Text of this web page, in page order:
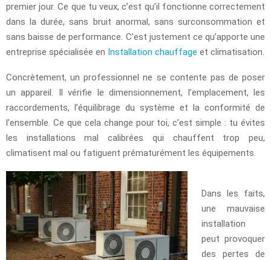
premier jour. Ce que tu veux, c’est qu’il fonctionne correctement
dans la durée, sans bruit anormal, sans surconsommation et
sans baisse de performance. C’est justement ce qu’apporte une
entreprise spécialisée en Installation chauffage et climatisation.
Concrètement, un professionnel ne se contente pas de poser
un appareil. Il vérifie le dimensionnement, l’emplacement, les
raccordements, l’équilibrage du système et la conformité de
l’ensemble. Ce que cela change pour toi, c’est simple : tu évites
les installations mal calibrées qui chauffent trop peu,
climatisent mal ou fatiguent prématurément les équipements.
Dans les faits,
une mauvaise
installation
peut provoquer
des pertes de